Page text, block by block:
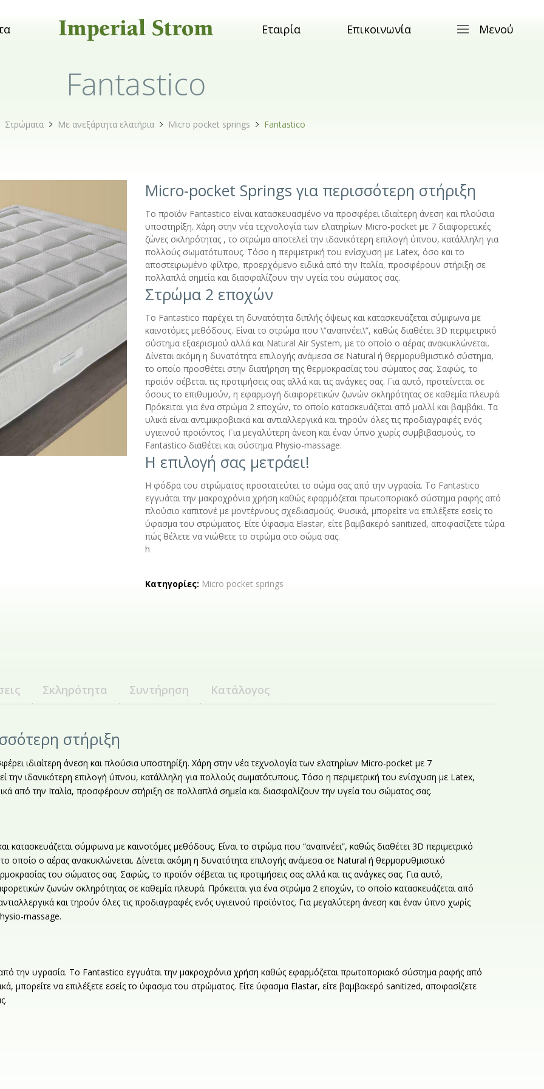
Εταιρία Επικοινωνία Μενού
Fantastico
Στρώματα Με ανεξάρτητα ελατήρια Micro pocket springs Fantastico
Micro-pocket Springs για περισσότερη στήριξη
Το προϊόν Fantastico είναι κατασκευασμένο να προσφέρει ιδιαίτερη άνεση και πλούσια
υποστηρίξη. Χάρη στην νέα τεχνολογία των ελατηρίων Micro-pocket με 7 διαφορετικές
ζώνες σκληρότητας , το στρώμα αποτελεί την ιδανικότερη επιλογή ύπνου, κατάλληλη για
πολλούς σωματότυπους. Τόσο η περιμετρική του ενίσχυση με Latex, όσο και το
αποστειρωμένο φίλτρο, προερχόμενο ειδικά από την Ιταλία, προσφέρουν στήριξη σε
πολλαπλά σημεία και διασφαλίζουν την υγεία του σώματος σας.
Στρώμα 2 εποχών
Το Fantastico παρέχει τη δυνατότητα διπλής όψεως και κατασκευάζεται σύμφωνα με
καινοτόμες μεθόδους. Είναι το στρώμα που \”αναπνέει\”, καθώς διαθέτει 3D περιμετρικό
σύστημα εξαερισμού αλλά και Natural Air System, με το οποίο ο αέρας ανακυκλώνεται.
Δίνεται ακόμη η δυνατότητα επιλογής ανάμεσα σε Natural ή θερμορυθμιστικό σύστημα,
το οποίο προσθέτει στην διατήρηση της θερμοκρασίας του σώματος σας. Σαφώς, το
προϊόν σέβεται τις προτιμήσεις σας αλλά και τις ανάγκες σας. Για αυτό, προτείνεται σε
όσους το επιθυμούν, η εφαρμογή διαφορετικών ζωνών σκληρότητας σε καθεμία πλευρά.
Πρόκειται για ένα στρώμα 2 εποχών, το οποίο κατασκευάζεται από μαλλί και βαμβάκι. Τα
υλικά είναι αντιμικροβιακά και αντιαλλεργικά και τηρούν όλες τις προδιαγραφές ενός
υγιεινού προϊόντος. Για μεγαλύτερη άνεση και έναν ύπνο χωρίς συμβιβασμούς, το
Fantastico διαθέτει και σύστημα Physio-massage.
Η επιλογή σας μετράει!
Η φόδρα του στρώματος προστατεύτει το σώμα σας από την υγρασία. Το Fantastico
εγγυάται την μακροχρόνια χρήση καθώς εφαρμόζεται πρωτοποριακό σύστημα ραφής από
πλούσιο καπιτονέ με μοντέρνους σχεδιασμούς. Φυσικά, μπορείτε να επιλέξετε εσείς το
ύφασμα του στρώματος. Είτε ύφασμα Elastar, είτε βαμβακερό sanitized, αποφασίζετε τώρα
πώς θέλετε να νιώθετε το στρώμα στο σώμα σας.
h
Κατηγορίες: Micro pocket springs
Σκληρότητα Συντήρηση Κατάλογος
στήριξη
ιδιαίτερη άνεση και πλούσια υποστηρίξη. Χάρη στην νέα τεχνολογία των ελατηρίων Micro-pocket με 7
την ιδανικότερη επιλογή ύπνου, κατάλληλη για πολλούς σωματότυπους. Τόσο η περιμετρική του ενίσχυση με Latex,
από την Ιταλία, προσφέρουν στήριξη σε πολλαπλά σημεία και διασφαλίζουν την υγεία του σώματος σας.
κατασκευάζεται σύμφωνα με καινοτόμες μεθόδους. Είναι το στρώμα που “αναπνέει”, καθώς διαθέτει 3D περιμετρικό
οποίο ο αέρας ανακυκλώνεται. Δίνεται ακόμη η δυνατότητα επιλογής ανάμεσα σε Natural ή θερμορυθμιστικό
του σώματος σας. Σαφώς, το προϊόν σέβεται τις προτιμήσεις σας αλλά και τις ανάγκες σας. Για αυτό,
ζωνών σκληρότητας σε καθεμία πλευρά. Πρόκειται για ένα στρώμα 2 εποχών, το οποίο κατασκευάζεται από
και τηρούν όλες τις προδιαγραφές ενός υγιεινού προϊόντος. Για μεγαλύτερη άνεση και έναν ύπνο χωρίς
massage.
την υγρασία. Το Fantastico εγγυάται την μακροχρόνια χρήση καθώς εφαρμόζεται πρωτοποριακό σύστημα ραφής από
μπορείτε να επιλέξετε εσείς το ύφασμα του στρώματος. Είτε ύφασμα Elastar, είτε βαμβακερό sanitized, αποφασίζετε